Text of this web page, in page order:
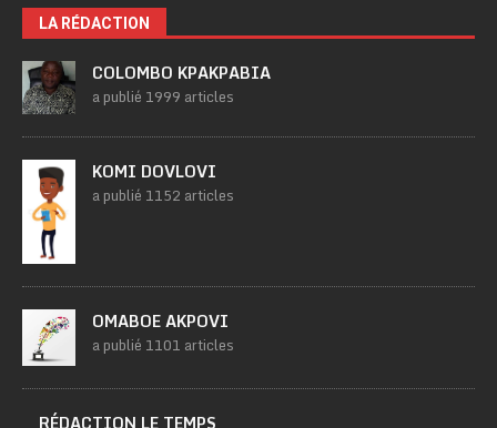
LA RÉDACTION
COLOMBO KPAKPABIA
a publié 1999 articles
KOMI DOVLOVI
a publié 1152 articles
OMABOE AKPOVI
a publié 1101 articles
RÉDACTION LE TEMPS